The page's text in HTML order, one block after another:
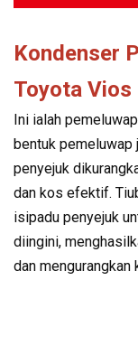
Kondenser
Toyota Vios
Ini ialah
bentuk pemeluwap
penyejuk
dan kos efektif.
isipadu penyejuk
diingini,
dan mengurangkan